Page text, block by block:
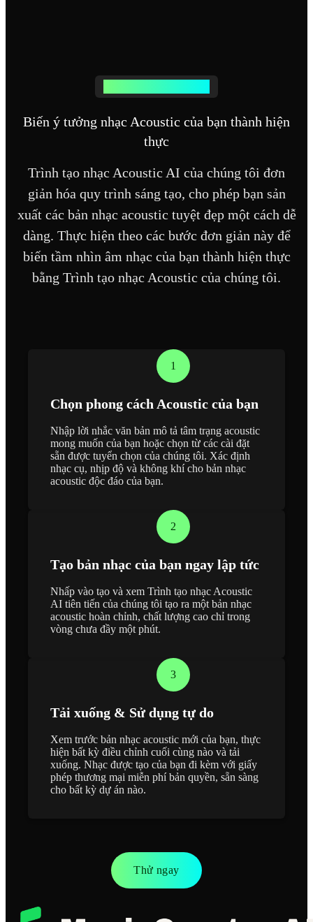
Biến ý tưởng nhạc Acoustic của bạn thành hiện
thực
Trình tạo nhạc Acoustic AI của chúng tôi đơn
giản hóa quy trình sáng tạo, cho phép bạn sản
xuất các bản nhạc acoustic tuyệt đẹp một cách dễ
dàng. Thực hiện theo các bước đơn giản này để
biến tầm nhìn âm nhạc của bạn thành hiện thực
bằng Trình tạo nhạc Acoustic của chúng tôi.
1
Chọn phong cách Acoustic của bạn
Nhập lời nhắc văn bản mô tả tâm trạng acoustic
mong muốn của bạn hoặc chọn từ các cài đặt
sẵn được tuyển chọn của chúng tôi. Xác định
nhạc cụ, nhịp độ và không khí cho bản nhạc
acoustic độc đáo của bạn.
2
Tạo bản nhạc của bạn ngay lập tức
Nhấp vào tạo và xem Trình tạo nhạc Acoustic
AI tiên tiến của chúng tôi tạo ra một bản nhạc
acoustic hoàn chỉnh, chất lượng cao chỉ trong
vòng chưa đầy một phút.
3
Tải xuống & Sử dụng tự do
Xem trước bản nhạc acoustic mới của bạn, thực
hiện bất kỳ điều chỉnh cuối cùng nào và tải
xuống. Nhạc được tạo của bạn đi kèm với giấy
phép thương mại miễn phí bản quyền, sẵn sàng
cho bất kỳ dự án nào.
Thử ngay